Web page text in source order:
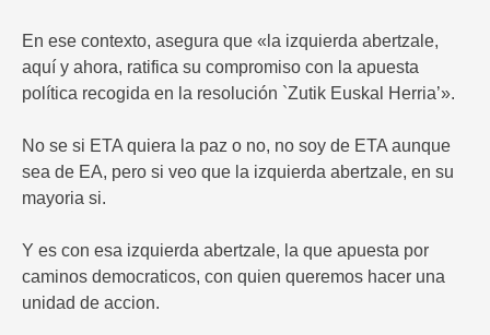
En ese contexto, asegura que «la izquierda abertzale,
aquí y ahora, ratifica su compromiso con la apuesta
política recogida en la resolución `Zutik Euskal Herria’».
No se si ETA quiera la paz o no, no soy de ETA aunque
sea de EA, pero si veo que la izquierda abertzale, en su
mayoria si.
Y es con esa izquierda abertzale, la que apuesta por
caminos democraticos, con quien queremos hacer una
unidad de accion.